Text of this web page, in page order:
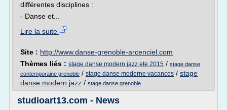
différentes disciplines :
- Danse et...
Lire la suite
Site : http://www.danse-grenoble-arcenciel.com
Thèmes liés : stage danse modern jazz ete 2015 / stage danse
contemporaine grenoble / stage danse moderne vacances / stage
danse modern jazz / stage danse grenoble
studioart13.com - News